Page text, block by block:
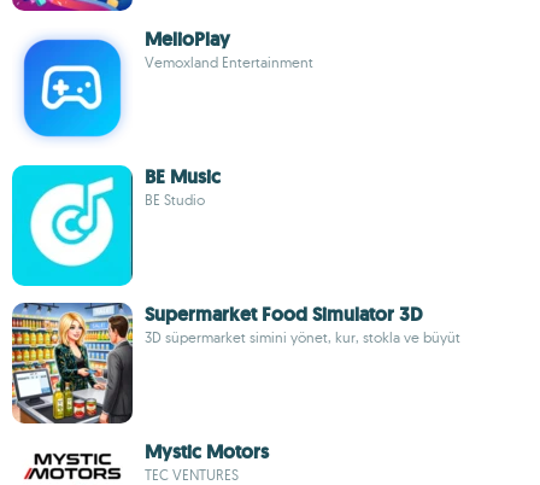
MelioPlay
Vemoxland Entertainment
BE Music
BE Studio
Supermarket Food Simulator 3D
3D süpermarket simini yönet, kur, stokla ve büyüt
Mystic Motors
TEC VENTURES